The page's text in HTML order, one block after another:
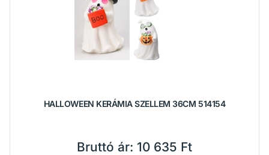
HALLOWEEN KERÁMIA SZELLEM 36CM 514154
Bruttó ár: 10 635 Ft